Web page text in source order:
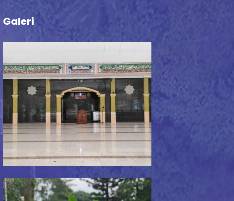
Galeri
Masjid Luas dan Nyaman